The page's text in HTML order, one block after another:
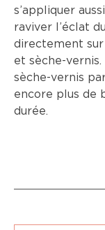
s’appliquer
raviver l’éclat
directement
et sèche-
sèche-vernis
encore plus de
durée.